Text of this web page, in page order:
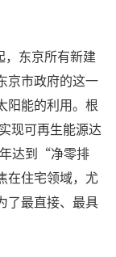
，东京所有新建
京市政府的这一
阳能的利用。根
现可再生能源达
达到“净零排
在住宅领域，尤
了最直接、最具